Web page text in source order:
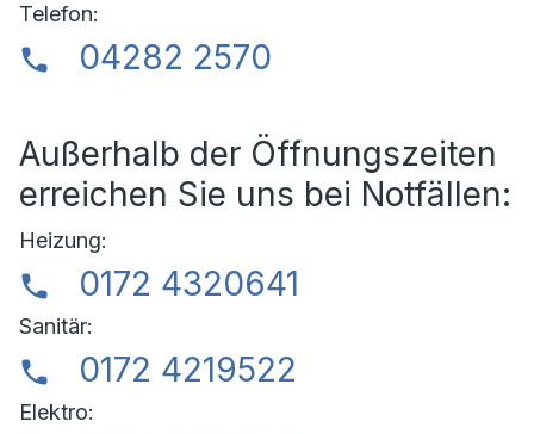
Telefon:
04282 2570
Außerhalb der Öffnungszeiten
erreichen Sie uns bei Notfällen:
Heizung:
0172 4320641
Sanitär:
0172 4219522
Elektro: